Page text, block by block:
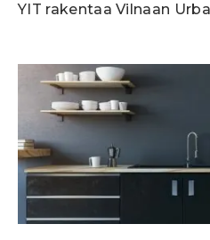
YIT rakentaa Vilnaan